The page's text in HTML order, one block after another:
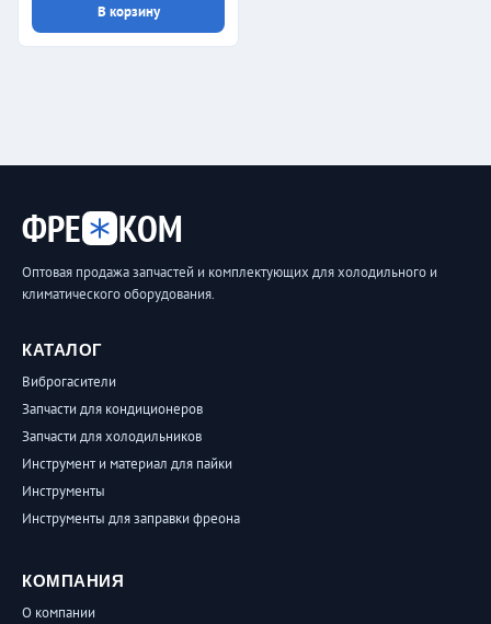
В корзину
ФРЕ КОМ
Оптовая продажа запчастей и комплектующих для холодильного и
климатического оборудования.
КАТАЛОГ
Виброгасители
Запчасти для кондиционеров
Запчасти для холодильников
Инструмент и материал для пайки
Инструменты
Инструменты для заправки фреона
КОМПАНИЯ
О компании